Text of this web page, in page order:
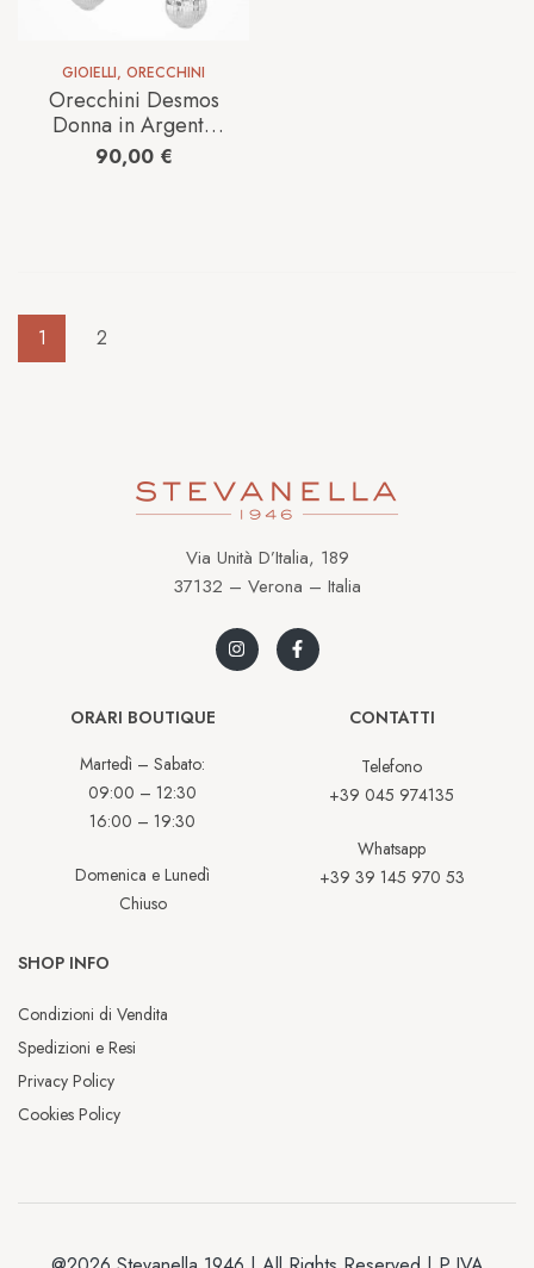
GIOIELLI, ORECCHINI
Orecchini Desmos
Donna in Argento
CRYSTAL GALA
90,00 €
1 2
Via Unità D’Italia, 189
37132 – Verona – Italia
ORARI BOUTIQUE
Martedì – Sabato:
09:00 – 12:30
16:00 – 19:30
Domenica e Lunedì
Chiuso
CONTATTI
Telefono
+39 045 974135
Whatsapp
+39 39 145 970 53
SHOP INFO
Condizioni di Vendita
Spedizioni e Resi
Privacy Policy
Cookies Policy